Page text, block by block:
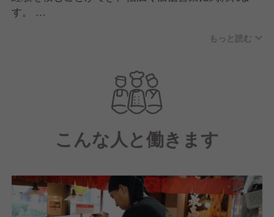
す。
パートナーさんも社員も笑顔と活気にあふれた元気い
もっと読む
こんな人と働きます